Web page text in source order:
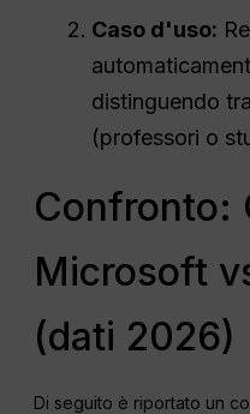
Caso d'uso:
distinguendo
(professori o
Confronto:
Microsoft
(dati 2026)
Di seguito è riportato un